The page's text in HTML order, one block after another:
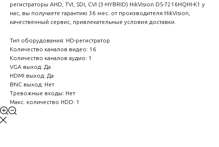
регистраторы AHD, TVI, SDI, CVI (3-HYBRID) HikVision DS-7216HQHI-K1 у
нас, вы получаете гарантию 36 мес. от производителя HikVision,
качественный сервис, привлекательные условия доставки.
Тип оборудования: HD-регистратор
Количество каналов видео: 16
Количество каналов аудио: 1
VGA выход: Да
HDMI выход: Да
BNC выход: Нет
Тревожные входы: Нет
Макс. количество HDD: 1